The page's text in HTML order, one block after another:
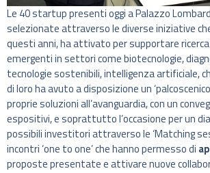
Le 40 startup presenti oggi a Palazzo
selezionate attraverso le diverse iniziative
questi anni, ha attivato per supportare
emergenti in settori come biotecnologie,
tecnologie sostenibili, intelligenza artificiale,
di loro ha avuto a disposizione un
proprie soluzioni all’avanguardia, con un
espositivi, e soprattutto l’occasione per un
possibili investitori attraverso le ‘Matching
incontri ‘one to one’ che hanno permesso di
proposte presentate e attivare nuove